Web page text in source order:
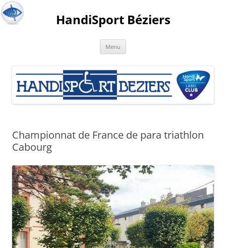
HandiSport Béziers
Menu
Championnat de France de para triathlon
Cabourg